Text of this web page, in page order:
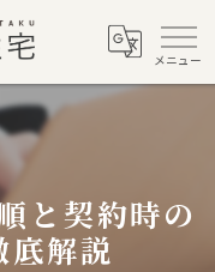
と契約時の
底解説